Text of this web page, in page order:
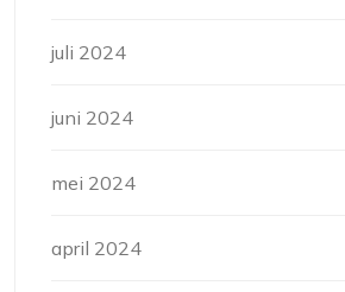
juli 2024
juni 2024
mei 2024
april 2024